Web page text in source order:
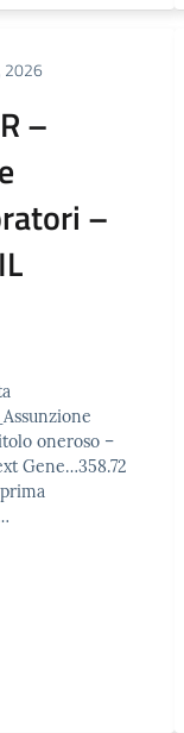
2026
–
–
oneroso –
Gene…358.72